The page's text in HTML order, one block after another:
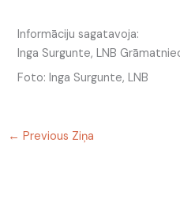
Informāciju sagatavoja:
Inga Surgunte, LNB
Foto: Inga Surgunte, LNB
← Previous Ziņa